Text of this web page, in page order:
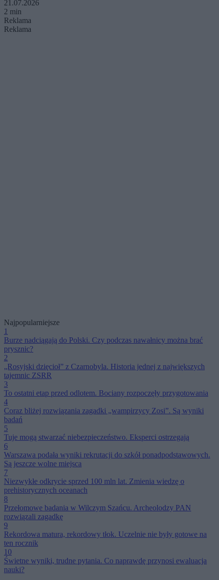
21.07.2026
2 min
Reklama
Reklama
Najpopularniejsze
1
Burze nadciągają do Polski. Czy podczas nawałnicy można brać
prysznic?
2
„Rosyjski dzięcioł” z Czarnobyla. Historia jednej z największych
tajemnic ZSRR
3
To ostatni etap przed odlotem. Bociany rozpoczęły przygotowania
4
Coraz bliżej rozwiązania zagadki „wampirzycy Zosi”. Są wyniki
badań
5
Tuje mogą stwarzać niebezpieczeństwo. Eksperci ostrzegają
6
Warszawa podała wyniki rekrutacji do szkół ponadpodstawowych.
Są jeszcze wolne miejsca
7
Niezwykłe odkrycie sprzed 100 mln lat. Zmienia wiedzę o
prehistorycznych oceanach
8
Przełomowe badania w Wilczym Szańcu. Archeolodzy PAN
rozwiązali zagadkę
9
Rekordowa matura, rekordowy tłok. Uczelnie nie były gotowe na
ten rocznik
10
Świetne wyniki, trudne pytania. Co naprawdę przynosi ewaluacja
nauki?